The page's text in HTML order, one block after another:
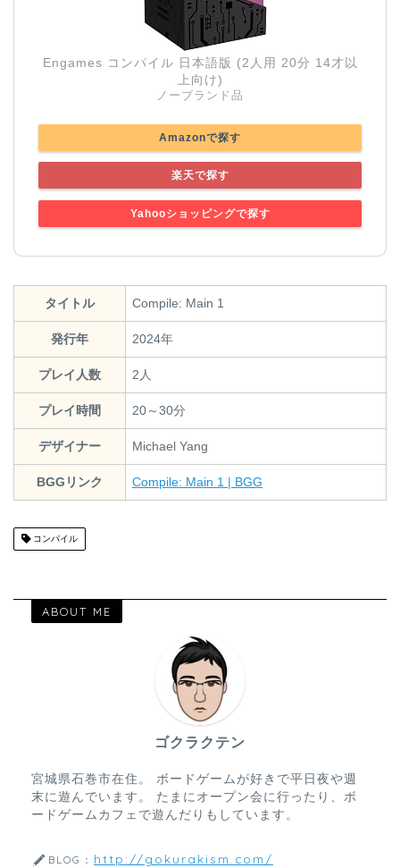
Engames コンパイル 日本語版 (2人用 20分 14才以
上向け)
ノーブランド品
Amazonで探す
楽天で探す
Yahooショッピングで探す
タイトル Compile: Main 1
発行年 2024年
プレイ人数 2人
プレイ時間 20～30分
デザイナー Michael Yang
BGGリンク Compile: Main 1 | BGG
コンパイル
ABOUT ME
ゴクラクテン
宮城県石巻市在住。 ボードゲームが好きで平日夜や週
末に遊んでいます。 たまにオープン会に行ったり、ボ
ードゲームカフェで遊んだりもしています。
BLOG： http://gokurakism.com/